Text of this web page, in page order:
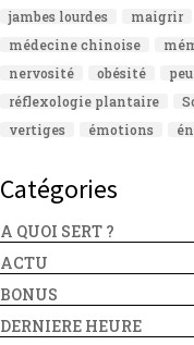
jambes lourdes
maigrir
médecine chinoise
nervosité
obésité
réflexologie plantaire
vertiges
émotions
Catégories
A QUOI SERT ?
ACTU
BONUS
DERNIERE HEURE